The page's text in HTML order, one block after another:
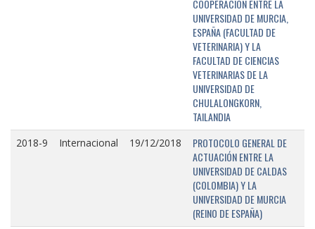
COOPERACIÓN ENTRE LA
UNIVERSIDAD DE MURCIA,
ESPAÑA (FACULTAD DE
VETERINARIA) Y LA
FACULTAD DE CIENCIAS
VETERINARIAS DE LA
UNIVERSIDAD DE
CHULALONGKORN,
TAILANDIA
2018-9 Internacional 19/12/2018
PROTOCOLO GENERAL DE
ACTUACIÓN ENTRE LA
UNIVERSIDAD DE CALDAS
(COLOMBIA) Y LA
UNIVERSIDAD DE MURCIA
(REINO DE ESPAÑA)